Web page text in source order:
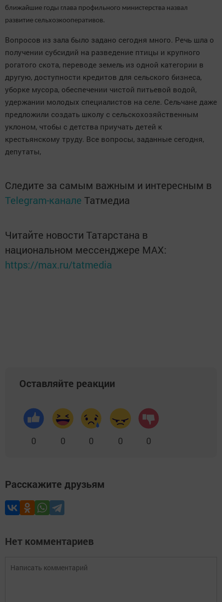
ближайшие годы глава профильного министерства назвал
развитие сельхозкооперативов.
Вопросов из зала было задано сегодня много. Речь шла о
получении субсидий на разведение птицы и крупного
рогатого скота, переводе земель из одной категории в
другую, доступности кредитов для сельского бизнеса,
уборке мусора, обеспечении чистой питьевой водой,
удержании молодых специалистов на селе. Сельчане даже
предложили создать школу с сельскохозяйственным
уклоном, чтобы с детства приучать детей к
крестьянскому труду. Все вопросы, заданные сегодня,
депутаты,
Следите за самым важным и интересным в
Telegram-канале Татмедиа
Читайте новости Татарстана в
национальном мессенджере MАХ:
https://max.ru/tatmedia
Оставляйте реакции
0 0 0 0 0
Расскажите друзьям
Нет комментариев